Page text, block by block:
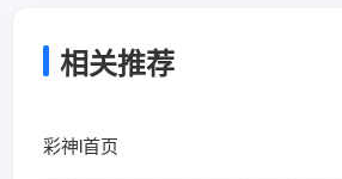
相关推荐
彩神l首页